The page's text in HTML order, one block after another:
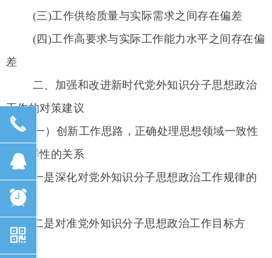
(三)工作供给质量与实际需求之间存在偏差
(四)工作高要求与实际工作能力水平之间存在偏
差
二、加强和改进新时代党外知识分子思想政治
工作的对策建议
（一）创新工作思路，正确处理思想领域一致性
和多样性的关系
一是深化对党外知识分子思想政治工作规律的
认识。
二是对准党外知识分子思想政治工作目标方
向。
끅
뀩
뀥
낃